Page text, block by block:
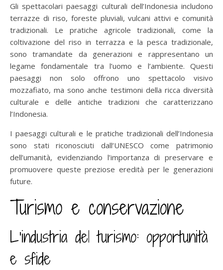
Gli spettacolari paesaggi culturali dell’Indonesia includono
terrazze di riso, foreste pluviali, vulcani attivi e comunità
tradizionali. Le pratiche agricole tradizionali, come la
coltivazione del riso in terrazza e la pesca tradizionale,
sono tramandate da generazioni e rappresentano un
legame fondamentale tra l’uomo e l’ambiente. Questi
paesaggi non solo offrono uno spettacolo visivo
mozzafiato, ma sono anche testimoni della ricca diversità
culturale e delle antiche tradizioni che caratterizzano
l’Indonesia.
I paesaggi culturali e le pratiche tradizionali dell’Indonesia
sono stati riconosciuti dall’UNESCO come patrimonio
dell’umanità, evidenziando l’importanza di preservare e
promuovere queste preziose eredità per le generazioni
future.
Turismo e conservazione
L’industria del turismo: opportunità
e sfide